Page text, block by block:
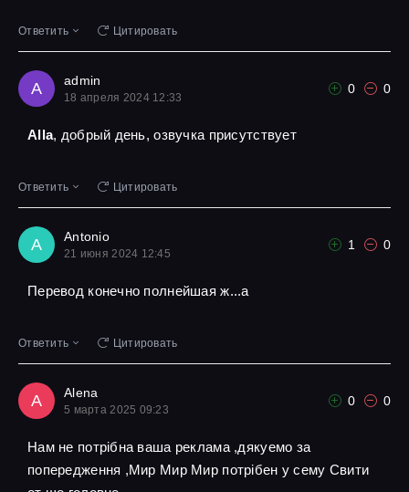
Ответить Цитировать
A admin
18 апреля 2024 12:33
0 0
Alla, добрый день, озвучка присутствует
Ответить Цитировать
A Antonio
21 июня 2024 12:45
1 0
Перевод конечно полнейшая ж...а
Ответить Цитировать
A Alena
5 марта 2025 09:23
0 0
Нам не потрібна ваша реклама ,дякуемо за
попередження ,Мир Мир Мир потрібен у сему Свити